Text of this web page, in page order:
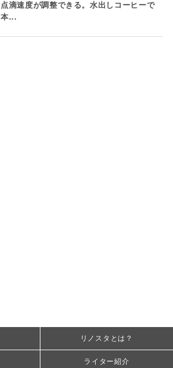
点滴速度が調整できる。水出しコーヒーで
本...
リノスタとは？
ライター紹介